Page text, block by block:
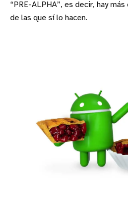
“PRE-ALPHA”, es decir, hay
de las que sí lo hacen.